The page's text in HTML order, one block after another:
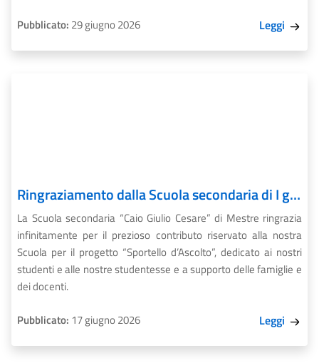
Pubblicato: 29 giugno 2026 Leggi
Ringraziamento dalla Scuola secondaria di I grado “C. Giulio Cesare”
La Scuola secondaria “Caio Giulio Cesare” di Mestre ringrazia
infinitamente per il prezioso contributo riservato alla nostra
Scuola per il progetto “Sportello d’Ascolto”, dedicato ai nostri
studenti e alle nostre studentesse e a supporto delle famiglie e
dei docenti.
Pubblicato: 17 giugno 2026 Leggi